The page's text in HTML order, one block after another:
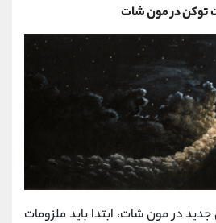
توکن در مون شات
در مون شات، ابتدا باید ملزومات